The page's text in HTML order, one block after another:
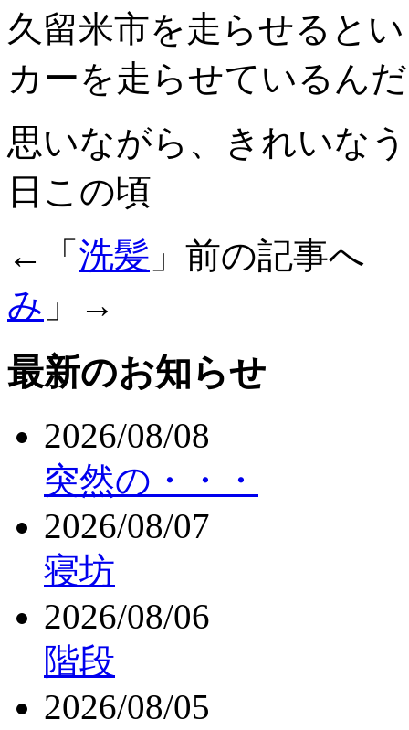
久留米市を走らせると
カーを走らせているん
思いながら、きれいな
日この頃
←「 洗髪 」前の記事
み 」→
最新のお知らせ
2026/08/08
突然の・・・
2026/08/07
寝坊
2026/08/06
階段
2026/08/05